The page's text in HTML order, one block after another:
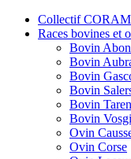
Collectif CORAM
Races bovines et
Bovin
Bovin
Bovin
Bovin
Bovin
Bovin
Ovin
Ovin Corse